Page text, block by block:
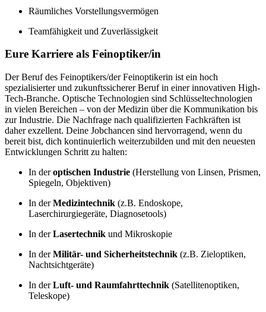
Räumliches Vorstellungsvermögen
Teamfähigkeit und Zuverlässigkeit
Eure Karriere als Feinoptiker/in
Der Beruf des Feinoptikers/der Feinoptikerin ist ein hoch
spezialisierter und zukunftssicherer Beruf in einer innovativen High-
Tech-Branche. Optische Technologien sind Schlüsseltechnologien
in vielen Bereichen – von der Medizin über die Kommunikation bis
zur Industrie. Die Nachfrage nach qualifizierten Fachkräften ist
daher exzellent. Deine Jobchancen sind hervorragend, wenn du
bereit bist, dich kontinuierlich weiterzubilden und mit den neuesten
Entwicklungen Schritt zu halten:
In deroptischen Industrie (Herstellung von Linsen, Prismen,
Spiegeln, Objektiven)
In derMedizintechnik (z.B. Endoskope,
Laserchirurgiegeräte, Diagnosetools)
In derLasertechnik und Mikroskopie
In derMilitär- und Sicherheitstechnik (z.B. Zieloptiken,
Nachtsichtgeräte)
In derLuft- und Raumfahrttechnik (Satellitenoptiken,
Teleskope)